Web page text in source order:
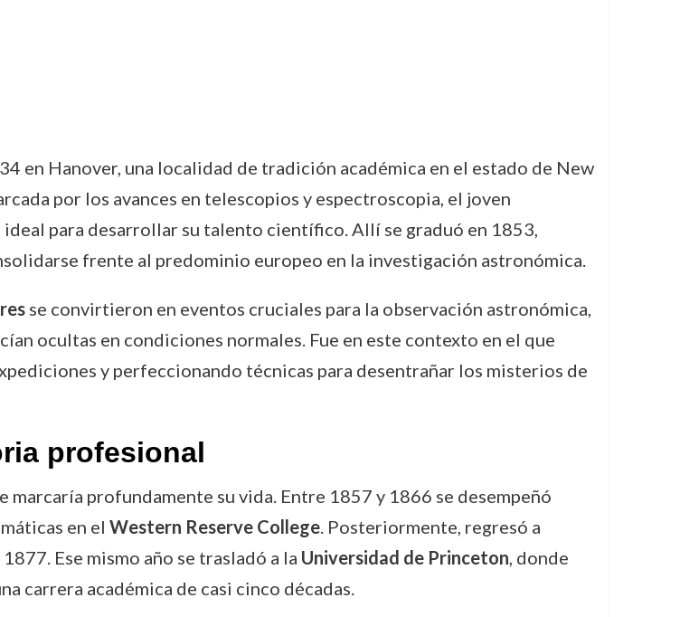
en Hanover, una localidad de tradición académica en el estado de New
por los avances en telescopios y espectroscopia, el joven
para desarrollar su talento científico. Allí se graduó en 1853,
frente al predominio europeo en la investigación astronómica.
se convirtieron en eventos cruciales para la observación astronómica,
ocultas en condiciones normales. Fue en este contexto en el que
y perfeccionando técnicas para desentrañar los misterios de
profesional
marcaría profundamente su vida. Entre 1857 y 1866 se desempeñó
en el Western Reserve College. Posteriormente, regresó a
Ese mismo año se trasladó a la Universidad de Princeton, donde
carrera académica de casi cinco décadas.